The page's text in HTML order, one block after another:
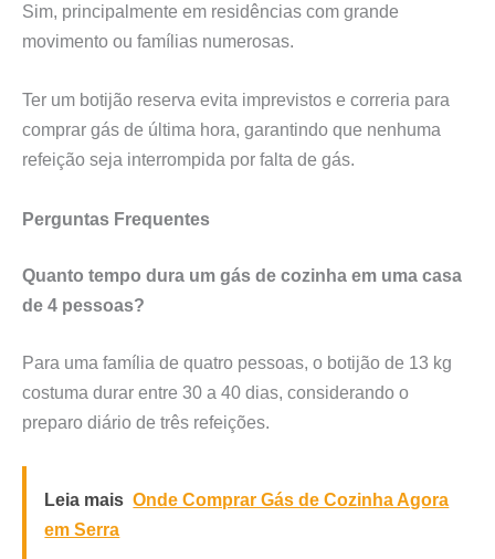
Sim, principalmente em residências com grande
movimento ou famílias numerosas.
Ter um botijão reserva evita imprevistos e correria para
comprar gás de última hora, garantindo que nenhuma
refeição seja interrompida por falta de gás.
Perguntas Frequentes
Quanto tempo dura um gás de cozinha em uma casa
de 4 pessoas?
Para uma família de quatro pessoas, o botijão de 13 kg
costuma durar entre 30 a 40 dias, considerando o
preparo diário de três refeições.
Leia mais Onde Comprar Gás de Cozinha Agora
em Serra